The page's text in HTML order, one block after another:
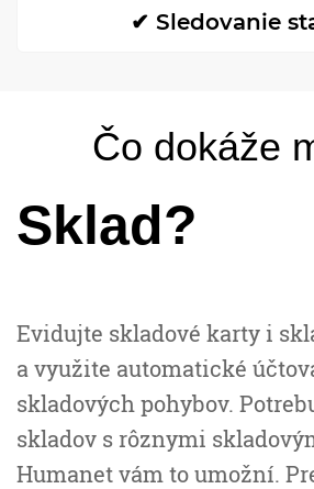
✔ Sledovanie
Čo dokáže
Sklad?
Evidujte skladové karty i
a využite automatické
skladových pohybov.
skladov s rôznymi
Humanet vám to umožní.